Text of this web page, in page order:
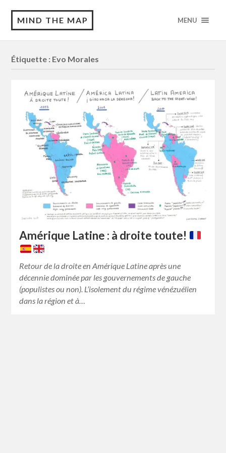
MIND THE MAP MENU
Étiquette : Evo Morales
Amérique Latine : à droite toute!
Retour de la droite en Amérique Latine après une
décennie dominée par les gouvernements de gauche
(populistes ou non). L’isolement du régime vénézuélien
dans la région et à…